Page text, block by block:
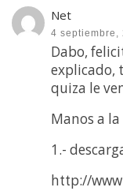
Net
4 septiembre,
Dabo,
explicado,
quiza le
Manos a
1.-
http://